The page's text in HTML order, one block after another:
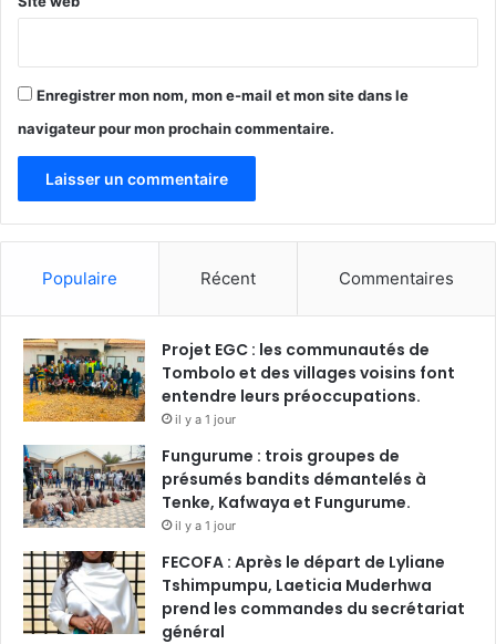
Enregistrer mon nom, mon e-mail et mon site dans le
navigateur pour mon prochain commentaire.
Populaire Récent Commentaires
Projet EGC : les communautés de
Tombolo et des villages voisins font
entendre leurs préoccupations.
il y a 1 jour
Fungurume : trois groupes de
présumés bandits démantelés à
Tenke, Kafwaya et Fungurume.
il y a 1 jour
FECOFA : Après le départ de Lyliane
Tshimpumpu, Laeticia Muderhwa
prend les commandes du secrétariat
général